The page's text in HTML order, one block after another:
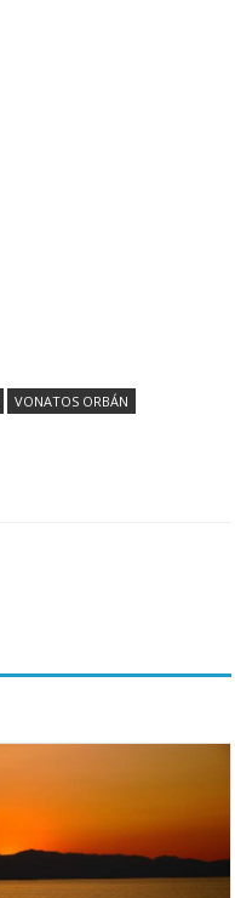
VONATOS ORBÁN